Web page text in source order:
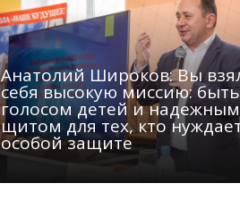
Анатолий Широков: Вы
себя высокую миссию: быть
голосом детей и надежным
щитом для тех, кто
особой защите